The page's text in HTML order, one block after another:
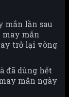
mắn lần sau
may mắn
trở lại vòng
đã dùng hết
mắn ngày